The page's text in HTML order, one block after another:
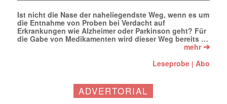
Ist nicht die Nase der naheliegendste Weg, wenn es um
die Entnahme von Proben bei Verdacht auf
Erkrankungen wie Alzheimer oder Parkinson geht? Für
die Gabe von Medikamenten wird dieser Weg bereits …
mehr➔
Leseprobe |Abo
ADVERTORIAL